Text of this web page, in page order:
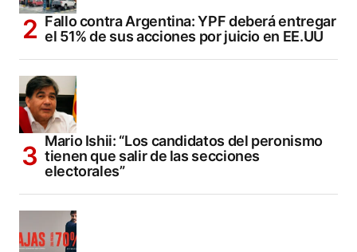
Fallo contra Argentina: YPF deberá entregar
el 51% de sus acciones por juicio en EE.UU
Mario Ishii: “Los candidatos del peronismo
tienen que salir de las secciones
electorales”